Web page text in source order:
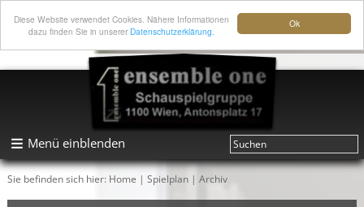
Ok
Diese Website verwendet Cookies. Nähere Informationen
dazu finden Sie in unserer Datenschutzerklärung.
Menü einblenden
Sie befinden sich hier: Home | Spielplan| Archiv